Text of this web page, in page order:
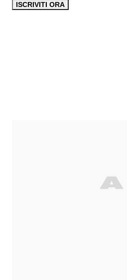
ISCRIVITI ORA